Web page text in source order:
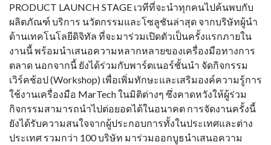
PRODUCT LAUNCH STAGE เวทีที่จะนำทุกคนไปค้นพบกับ
ผลิตภัณฑ์ บริการ นวัตกรรมและโซลูชันล่าสุด จากบริษัทผู้นำ
ด้านเทคโนโลยีดิจิทัล ที่จะมาร่วมเปิดตัวเป็นครั้งแรกภายใน
งานนี้ พร้อมนำเสนอความหลากหลายของเครื่องมือทางการ
ตลาด นอกจากนี้ ยังได้ร่วมกับพาร์ตเนอร์ชั้นนำ จัดกิจกรรม
เวิร์คช้อป (Workshop) เพื่อเพิ่มทักษะและเสริมองค์ความรู้การ
ใช้งานเครื่องมือ MarTech ในมิติต่างๆ ซึ่งคาดหวังให้ผู้ร่วม
กิจกรรมสามารถนำไปต่อยอดได้ในอนาคต การจัดงานครั้งนี้
ยังได้รับความสนใจจากผู้ประกอบการทั้งในประเทศและต่าง
ประเทศ รวมกว่า 100 บริษัท มาร่วมออกบูธนำเสนอความ